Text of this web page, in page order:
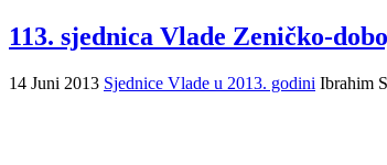
113. sjednica Vlade Zeničko-
14 Juni 2013 Sjednice Vlade u 2013. godini Ibrahim